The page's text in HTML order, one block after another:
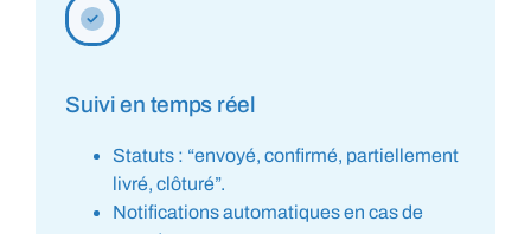
Suivi en temps réel
Statuts : “envoyé, confirmé, partiellement
livré, clôturé”.
Notifications automatiques en cas de